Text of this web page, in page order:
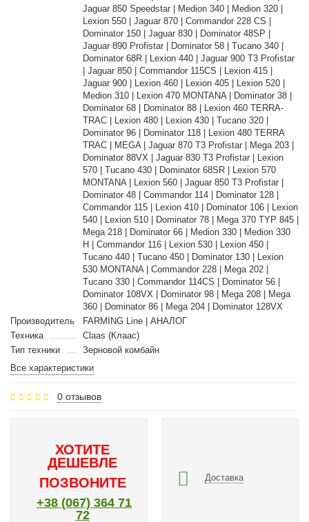
Jaguar 850 Speedstar | Medion 340 | Medion 320 |
Lexion 550 | Jaguar 870 | Commandor 228 CS |
Dominator 150 | Jaguar 830 | Dominator 48SP |
Jaguar 890 Profistar | Dominator 58 | Tucano 340 |
Dominator 68R | Lexion 440 | Jaguar 900 T3 Profistar
| Jaguar 850 | Commandor 115CS | Lexion 415 |
Jaguar 900 | Lexion 460 | Lexion 405 | Lexion 520 |
Medion 310 | Lexion 470 MONTANA | Dominator 38 |
Dominator 68 | Dominator 88 | Lexion 460 TERRA-
TRAC | Lexion 480 | Lexion 430 | Tucano 320 |
Dominator 96 | Dominator 118 | Lexion 480 TERRA
TRAC | MEGA | Jaguar 870 T3 Profistar | Mega 203 |
Dominator 88VX | Jaguar 830 T3 Profistar | Lexion
570 | Tucano 430 | Dominator 68SR | Lexion 570
MONTANA | Lexion 560 | Jaguar 850 T3 Profistar |
Dominator 48 | Commandor 114 | Dominator 128 |
Commandor 115 | Lexion 410 | Dominator 106 | Lexion
540 | Lexion 510 | Dominator 78 | Mega 370 TYP 845 |
Mega 218 | Dominator 66 | Medion 330 | Medion 330
H | Commandor 116 | Lexion 530 | Lexion 450 |
Tucano 440 | Tucano 450 | Dominator 130 | Lexion
530 MONTANA | Commandor 228 | Mega 202 |
Tucano 330 | Commandor 114CS | Dominator 56 |
Dominator 108VX | Dominator 98 | Mega 208 | Mega
360 | Dominator 86 | Mega 204 | Dominator 128VX
Производитель
FARMING Line | АНАЛОГ
Техника
Claas (Клаас)
Тип техники
Зерновой комбайн
Все характеристики
0 отзывов
ХОТИТЕ
ДЕШЕВЛЕ
ПОЗВОНИТЕ
+38 (067) 364 71
72
Доставка